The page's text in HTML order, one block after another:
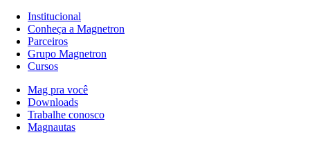
Institucional
Conheça a Magnetron
Parceiros
Grupo Magnetron
Cursos
Mag pra você
Downloads
Trabalhe conosco
Magnautas